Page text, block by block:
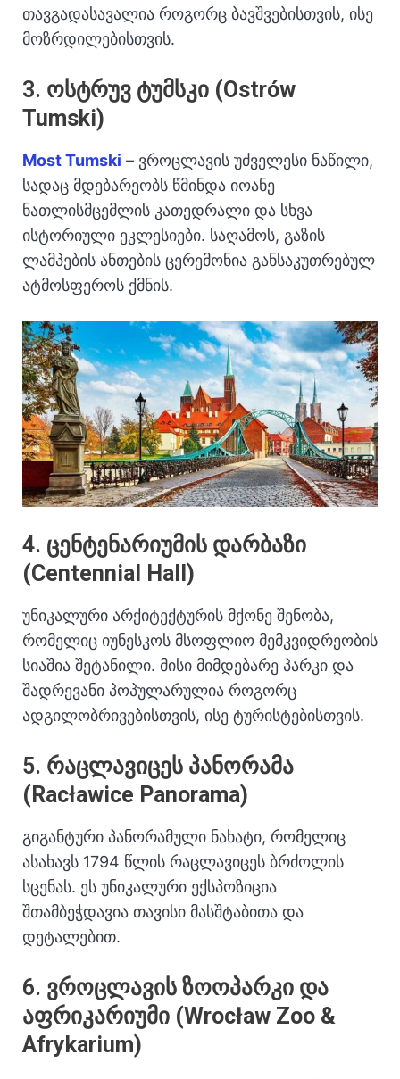
თავგადასავალია როგორც ბავშვებისთვის, ისე
მოზრდილებისთვის.
3. ოსტრუვ ტუმსკი (Ostrów
Tumski)
Most Tumski – ვროცლავის უძველესი ნაწილი,
სადაც მდებარეობს წმინდა იოანე
ნათლისმცემლის კათედრალი და სხვა
ისტორიული ეკლესიები. საღამოს, გაზის
ლამპების ანთების ცერემონია განსაკუთრებულ
ატმოსფეროს ქმნის.
4. ცენტენარიუმის დარბაზი
(Centennial Hall)
უნიკალური არქიტექტურის მქონე შენობა,
რომელიც იუნესკოს მსოფლიო მემკვიდრეობის
სიაშია შეტანილი. მისი მიმდებარე პარკი და
შადრევანი პოპულარულია როგორც
ადგილობრივებისთვის, ისე ტურისტებისთვის.
5. რაცლავიცეს პანორამა
(Racławice Panorama)
გიგანტური პანორამული ნახატი, რომელიც
ასახავს 1794 წლის რაცლავიცეს ბრძოლის
სცენას. ეს უნიკალური ექსპოზიცია
შთამბეჭდავია თავისი მასშტაბითა და
დეტალებით.
6. ვროცლავის ზოოპარკი და
აფრიკარიუმი (Wrocław Zoo &
Afrykarium)